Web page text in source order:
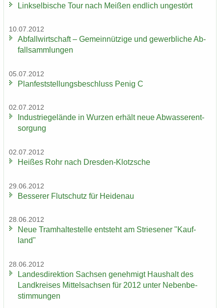
Linksel­bi­sche Tour nach Mei­ßen end­lich un­ge­stört
10.07.2012
Ab­fall­wirt­schaft – Ge­mein­nüt­zi­ge und ge­werb­li­che Ab­
fall­samm­lun­gen
05.07.2012
Plan­fest­stel­lungs­be­schluss Penig C
02.07.2012
In­dus­trie­ge­län­de in Wur­zen er­hält neue Ab­was­ser­ent­
sor­gung
02.07.2012
Hei­ßes Rohr nach Dresden-​Klotzsche
29.06.2012
Bes­se­rer Flut­schutz für Hei­den­au
28.06.2012
Neue Tram­hal­te­stel­le ent­steht am Strie­se­ner "Kauf­
land"
28.06.2012
Lan­des­di­rek­ti­on Sach­sen ge­neh­migt Haus­halt des
Land­krei­ses Mit­tel­sach­sen für 2012 unter Ne­ben­be­
stim­mun­gen